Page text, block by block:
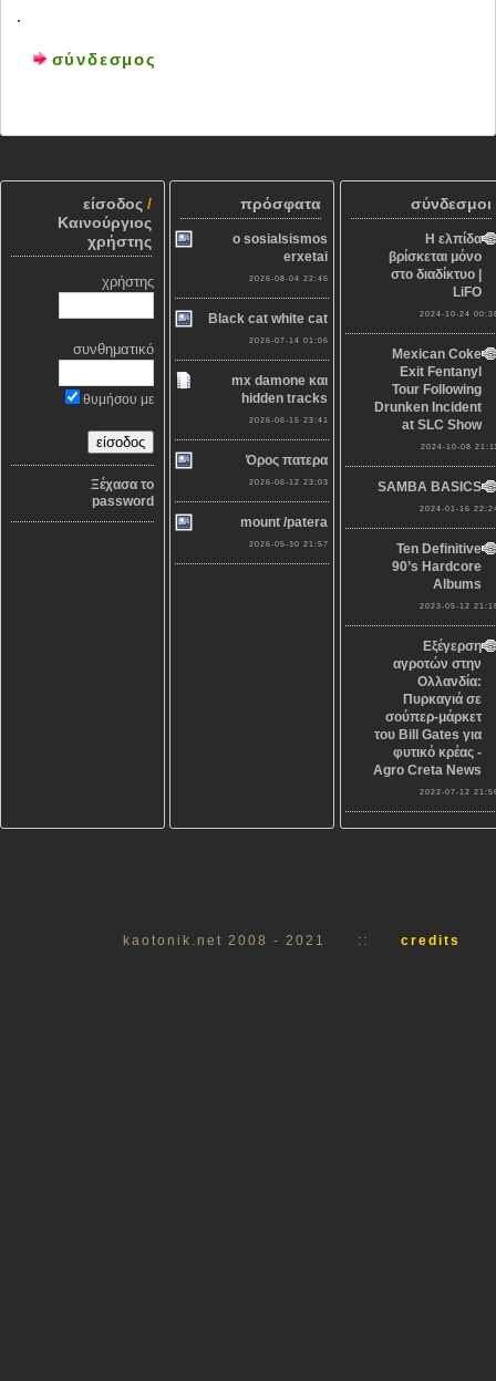
.
σύνδεσμος
είσοδος/
Καινούργιος
χρήστης
χρήστης
συνθηματικό
θυμήσου με
Ξέχασα το
password
πρόσφατα
o sosialsismos
erxetai
2026-08-04 22:45
Black cat white cat
2026-07-14 01:06
mx damone και
hidden tracks
2026-06-15 23:41
Όρος πατερα
2026-06-12 23:03
mount /patera
2026-05-30 21:57
σύνδεσμοι
Η ελπίδα
βρίσκεται μόνο
στο διαδίκτυο |
LiFO
2024-10-24
Mexican Coke
Exit Fentanyl
Tour Following
Drunken Incident
at SLC Show
2024-10-08
SAMBA BASICS
2024-01-16
Ten Definitive
90’s Hardcore
Albums
2023-05-12
Εξέγερση
αγροτών στην
Ολλανδία:
Πυρκαγιά σε
σούπερ-μάρκετ
του Bill Gates για
φυτικό κρέας -
Agro Creta News
2022-07-12
kaotonik.net 2008 - 2021 :: credits